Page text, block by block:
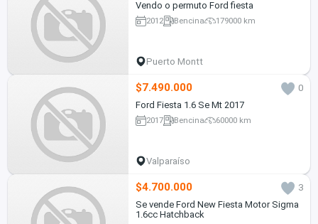
Vendo o permuto Ford fiesta
2012 Bencina 179000 km
Puerto Montt
$7.490.000
0
Ford Fiesta 1.6 Se Mt 2017
2017 Bencina 60000 km
Valparaíso
$4.700.000
3
Se vende Ford New Fiesta Motor Sigma
1.6cc Hatchback